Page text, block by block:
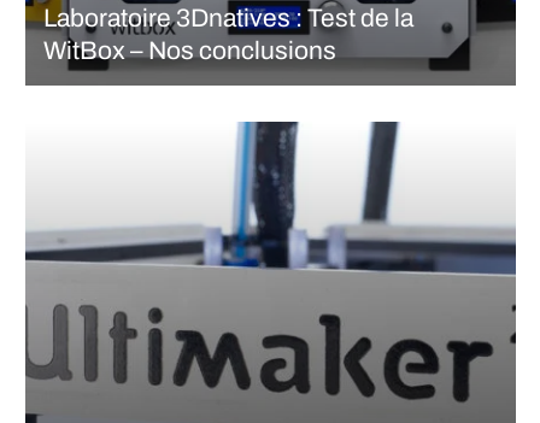
Laboratoire 3Dnatives : Test de la
WitBox – Nos conclusions
effectuer l’installation du logiciel d’impression afin d’avoir
entièrement la main sur la machine et pouvoir configurer les
paramètres d’impressions selon nos besoins. 3. Le Logiciel C’est
toujours un moment un peu sensible car l’installation…